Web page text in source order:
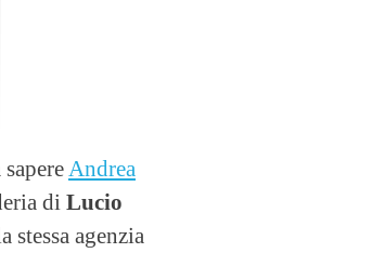
Andrea
di Lucio
agenzia